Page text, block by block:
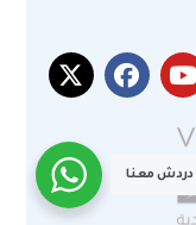
دردش معنا